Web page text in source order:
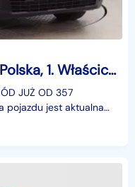
Citroen Berlingo II , Salon Polska, 1. Właściciel, Klima, Tempomat
JUŻ OD 357
pojazdu jest aktualna
przyjazdem do